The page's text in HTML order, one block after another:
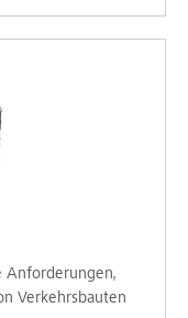
Anforderungen,
Verkehrsbauten